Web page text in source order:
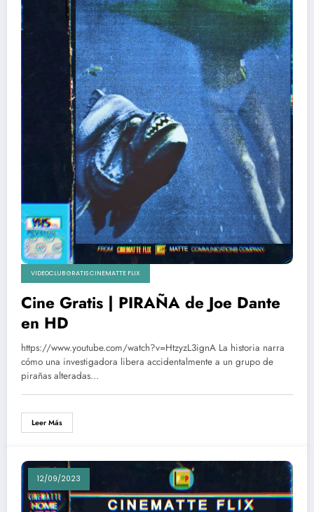
VIDEOCLUB GRATIS CINEMATTE FLIX
Cine Gratis | PIRAÑA de Joe Dante
en HD
https://www.youtube.com/watch?v=HtzyzL3ignA La historia narra
cómo una investigadora libera accidentalmente a un grupo de
pirañas alteradas…
Leer Más
12/09/2023